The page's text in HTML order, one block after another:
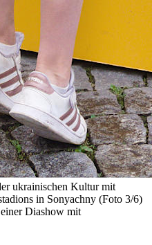
ukrainischen Kultur mit
in Sonyachny (Foto 3/6)
Diashow mit